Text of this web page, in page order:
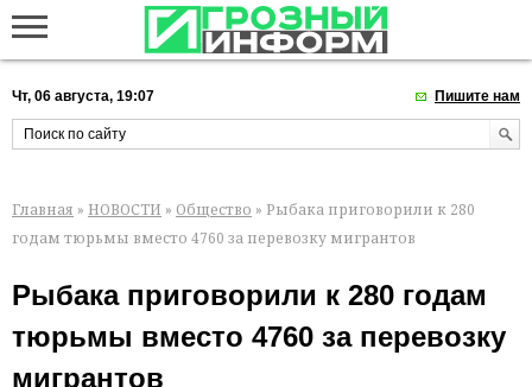
Чт, 06 августа, 19:07 Пишите нам
Главная » НОВОСТИ » Общество » Рыбака приговорили к 280
годам тюрьмы вместо 4760 за перевозку мигрантов
Рыбака приговорили к 280 годам
тюрьмы вместо 4760 за перевозку
мигрантов